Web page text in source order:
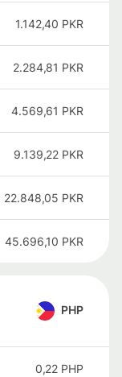
1.142,40 PKR
2.284,81 PKR
4.569,61 PKR
9.139,22 PKR
22.848,05 PKR
45.696,10 PKR
PHP
0,22 PHP